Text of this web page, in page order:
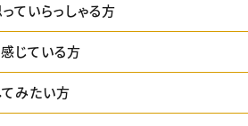
ていらっしゃる方
じている方
みたい方